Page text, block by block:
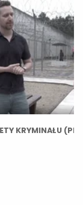
KRYMINAŁU